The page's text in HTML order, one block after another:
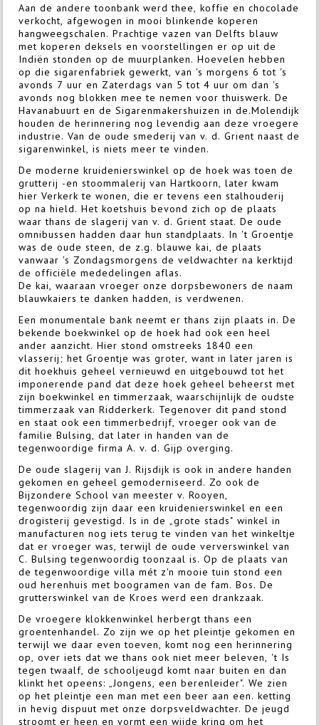
Aan de andere toonbank werd thee, koffie en chocolade
verkocht, afgewogen in mooi blinkende koperen
hangweegschalen. Prachtige vazen van Delfts blauw
met koperen deksels en voorstellingen er op uit de
Indiën stonden op de muurplanken. Hoevelen hebben
op die sigarenfabriek gewerkt, van 's morgens 6 tot 's
avonds 7 uur en Zaterdags van 5 tot 4 uur om dan 's
avonds nog blokken mee te nemen voor thuiswerk. De
Havanabuurt en de Sigarenmakershuizen in de.Molendijk
houden de herinnering nog levendig aan deze vroegere
industrie. Van de oude smederij van v. d. Grient naast de
sigarenwinkel, is niets meer te vinden.
De moderne kruidenierswinkel op de hoek was toen de
grutterij -en stoommalerij van Hartkoorn, later kwam
hier Verkerk te wonen, die er tevens een stalhouderij
op na hield. Het koetshuis bevond zich op de plaats
waar thans de slagerij van v. d. Grient staat. De oude
omnibussen hadden daar hun standplaats. In 't Groentje
was de oude steen, de z.g. blauwe kai, de plaats
vanwaar 's Zondagsmorgens de veldwachter na kerktijd
de officiële mededelingen aflas.
De kai, waaraan vroeger onze dorpsbewoners de naam
blauwkaiers te danken hadden, is verdwenen.
Een monumentale bank neemt er thans zijn plaats in. De
bekende boekwinkel op de hoek had ook een heel
ander aanzicht. Hier stond omstreeks 1840 een
vlasserij; het Groentje was groter, want in later jaren is
dit hoekhuis geheel vernieuwd en uitgebouwd tot het
imponerende pand dat deze hoek geheel beheerst met
zijn boekwinkel en timmerzaak, waarschijnlijk de oudste
timmerzaak van Ridderkerk. Tegenover dit pand stond
en staat ook een timmerbedrijf, vroeger ook van de
familie Bulsing, dat later in handen van de
tegenwoordige firma A. v. d. Gijp overging.
De oude slagerij van J. Rijsdijk is ook in andere handen
gekomen en geheel gemoderniseerd. Zo ook de
Bijzondere School van meester v. Rooyen,
tegenwoordig zijn daar een kruidenierswinkel en een
drogisterij gevestigd. Is in de „grote stads" winkel in
manufacturen nog iets terug te vinden van het winkeltje
dat er vroeger was, terwijl de oude ververswinkel van
C. Bulsing tegenwoordig toonzaal is. Op de plaats van
de tegenwoordige villa mét z'n mooie tuin stond een
oud herenhuis met boogramen van de fam. Bos. De
grutterswinkel van de Kroes werd een drankzaak.
De vroegere klokkenwinkel herbergt thans een
groentenhandel. Zo zijn we op het pleintje gekomen en
terwijl we daar even toeven, komt nog een herinnering
op, over iets dat we thans ook niet meer beleven, 't Is
tegen twaalf, de schooljeugd komt naar buiten en dan
klinkt het opeens: „Jongens, een berenleider". We zien
op het pleintje een man met een beer aan een. ketting
in hevig dispuut met onze dorpsveldwachter. De jeugd
stroomt er heen en vormt een wijde kring om het